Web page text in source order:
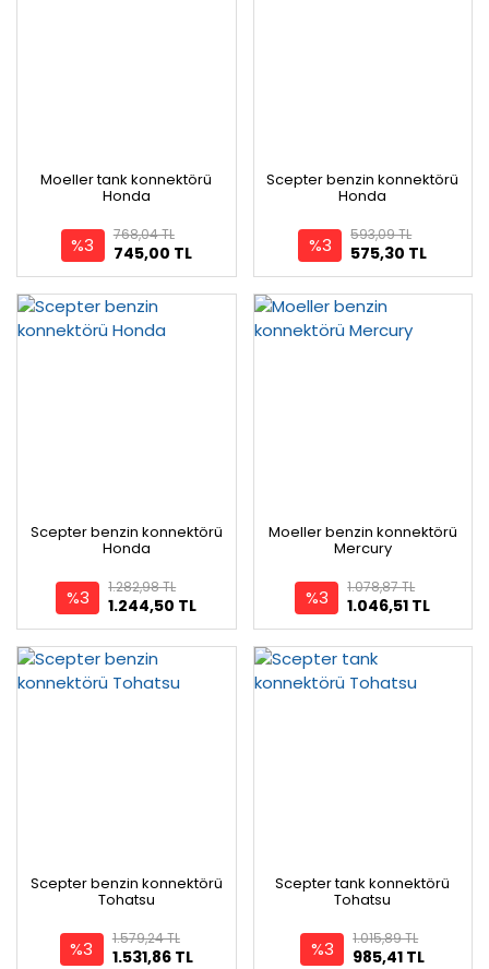
Moeller tank konnektörü
Honda
%3 745,00 TL
768,04 TL
Scepter benzin konnektörü
Honda
%3 575,30 TL
593,09 TL
Scepter benzin konnektörü
Honda
%3 1.244,50 TL
1.282,98 TL
Moeller benzin konnektörü
Mercury
%3 1.046,51 TL
1.078,87 TL
Scepter benzin konnektörü
Tohatsu
%3 1.531,86 TL
1.579,24 TL
Scepter tank konnektörü
Tohatsu
%3 985,41 TL
1.015,89 TL